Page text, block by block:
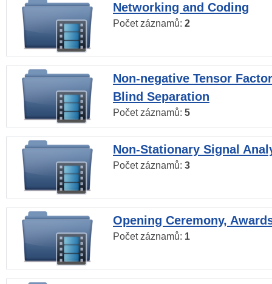
Networking and Coding
Počet záznamů: 2
Non-negative Tensor
Blind Separation
Počet záznamů: 5
Non-Stationary Signal
Počet záznamů: 3
Opening Ceremony,
Počet záznamů: 1